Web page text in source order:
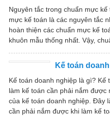
Nguyên tắc trong chuẩn mực
mực kế toán là các nguyên tắc
hoàn thiện các chuẩn mực kế
khuôn mẫu thống nhất. Vậy,
Kế toán
Kế toán doanh nghiệp là gì?
làm kế toán cần phải nắm được
của kế toán doanh nghiệp. Đây
cần phải nắm được khi làm kế